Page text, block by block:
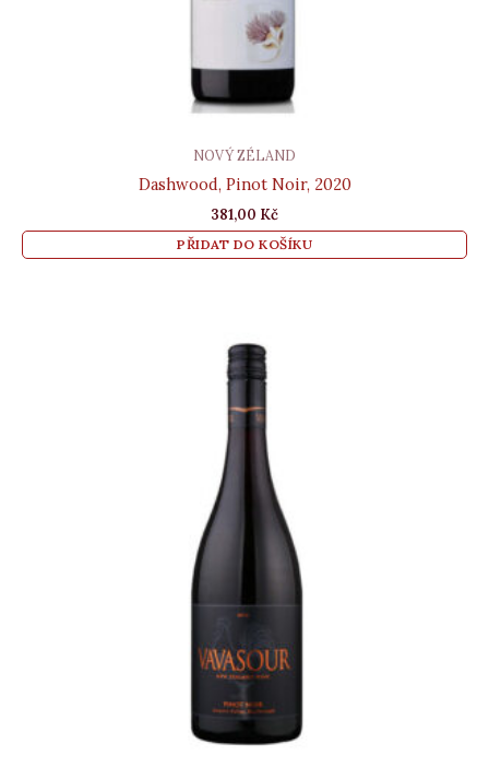
NOVÝ ZÉLAND
Dashwood, Pinot Noir, 2020
381,00 Kč
PŘIDAT DO KOŠÍKU